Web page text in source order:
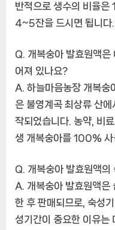
반적으로 생수의 비율은
4~5잔을 드시면 됩니다.
Q. 개복숭아 발효원액은
어져 있나요?
A. 하늘마음농장 개복숭
은 불영계곡 최상류 산
작되었습니다. 농약, 비
생 개복숭아를 100% 사
Q. 개복숭아 발효원액의
A. 개복숭아 발효원액은
한 후 판매되므로, 숙성
성기간이 중요한 이유는